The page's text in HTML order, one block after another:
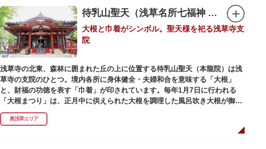
りとご覧ください。
待乳山聖天（浅草名所七福神 毘沙門天）
大根と巾着がシンボル。聖天様を祀る浅草寺支
院
浅草寺の北東、森林に囲まれた丘の上に位置する待乳山聖天（本龍院）は浅
草寺の支院のひとつ。境内各所に身体健全・夫婦和合を意味する「大根」
と、財福の功徳を表す「巾着」が印されています。毎年1月7日に行われる
「大根まつり」は、正月中に供えられた大根を調理した風呂吹き大根が御神
酒とともに参拝者に振る舞われるイベント。聖天様のお下がりの大根をいた
だくことで、心身健康のご利益があるそうです。
奥浅草エリア